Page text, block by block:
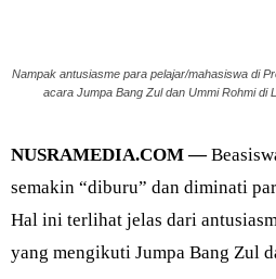
Nampak antusiasme para pelajar/mahasiswa di
acara Jumpa Bang Zul dan Ummi Rohmi di
NUSRAMEDIA.COM —
semakin “diburu” dan diminati
Hal ini terlihat jelas dari
yang mengikuti Jumpa Bang Zul